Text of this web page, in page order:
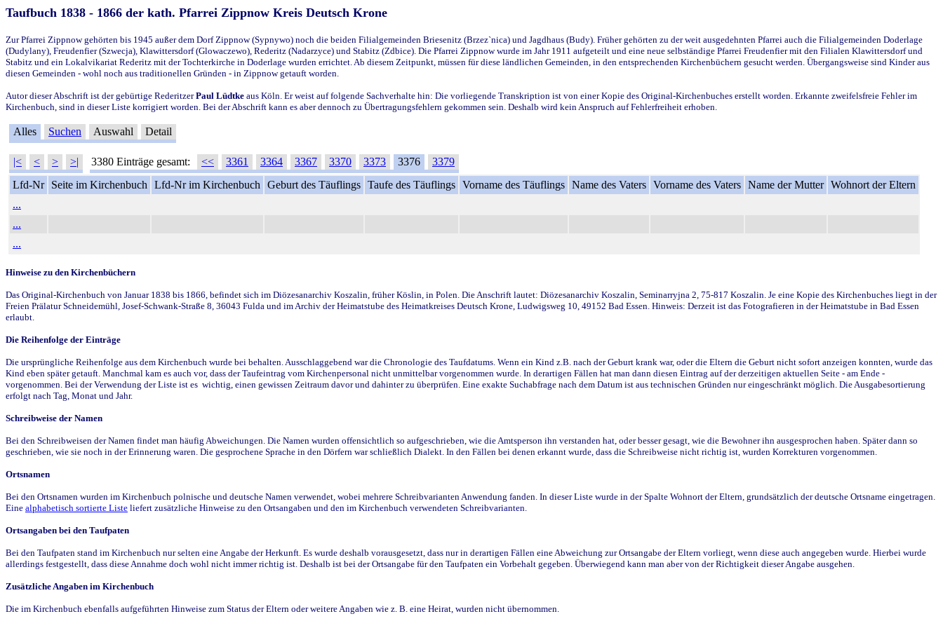
Taufbuch 1838 - 1866 der kath. Pfarrei Zippnow Kreis Deutsch Krone
Zur Pfarrei Zippnow gehörten bis 1945 außer dem Dorf Zippnow (Sypnywo) noch die beiden Filialgemeinden Briesenitz (Brzez`nica) und Jagdhaus (Budy). Früher gehörten zu der weit ausgedehnten Pfarrei auch die Filialgemeinden Doderlage
(Dudylany), Freudenfier (Szwecja), Klawittersdorf (Glowaczewo), Rederitz (Nadarzyce) und Stabitz (Zdbice). Die Pfarrei Zippnow wurde im Jahr 1911 aufgeteilt und eine neue selbständige Pfarrei Freudenfier mit den Filialen Klawittersdorf und
Stabitz und ein Lokalvikariat Rederitz mit der Tochterkirche in Doderlage wurden errichtet. Ab diesem Zeitpunkt, müssen für diese ländlichen Gemeinden, in den entsprechenden Kirchenbüchern gesucht werden. Übergangsweise sind Kinder aus
diesen Gemeinden - wohl noch aus traditionellen Gründen - in Zippnow getauft worden.
Autor dieser Abschrift ist der gebürtige RederitzerPaul Lüdtke aus Köln. Er weist auf folgende Sachverhalte hin: Die vorliegende Transkription ist von einer Kopie des Original-Kirchenbuches erstellt worden. Erkannte zweifelsfreie Fehler im
Kirchenbuch, sind in dieser Liste korrigiert worden. Bei der Abschrift kann es aber dennoch zu Übertragungsfehlern gekommen sein. Deshalb wird kein Anspruch auf Fehlerfreiheit erhoben.
Alles Suchen Auswahl Detail
|< < > >| 3380 Einträge gesamt: << 3361 3364 3367 3370 3373 3376
3379
Lfd-Nr
Seite im Kirchenbuch Lfd-Nr im Kirchenbuch Geburt des Täuflings Taufe des Täuflings Vorname des Täuflings Name des Vaters Vorname des Vaters Name der Mutter Wohnort der Eltern
...
...
...
Hinweise zu den Kirchenbüchern
Das Original-Kirchenbuch von Januar 1838 bis 1866, befindet sich im Diözesanarchiv Koszalin, früher Köslin, in Polen. Die Anschrift lautet: Diözesanarchiv Koszalin, Seminarryjna 2, 75-817 Koszalin. Je eine Kopie des Kirchenbuches liegt in der
Freien Prälatur Schneidemühl, Josef-Schwank-Straße 8, 36043 Fulda und im Archiv der Heimatstube des Heimatkreises Deutsch Krone, Ludwigsweg 10, 49152 Bad Essen. Hinweis: Derzeit ist das Fotografieren in der Heimatstube in Bad Essen
erlaubt.
Die Reihenfolge der Einträge
Die ursprüngliche Reihenfolge aus dem Kirchenbuch wurde bei behalten. Ausschlaggebend war die Chronologie des Taufdatums. Wenn ein Kind z.B. nach der Geburt krank war, oder die Eltern die Geburt nicht sofort anzeigen konnten, wurde das
Kind eben später getauft. Manchmal kam es auch vor, dass der Taufeintrag vom Kirchenpersonal nicht unmittelbar vorgenommen wurde. In derartigen Fällen hat man dann diesen Eintrag auf der derzeitigen aktuellen Seite - am Ende -
vorgenommen. Bei der Verwendung der Liste ist es wichtig, einen gewissen Zeitraum davor und dahinter zu überprüfen. Eine exakte Suchabfrage nach dem Datum ist aus technischen Gründen nur eingeschränkt möglich. Die Ausgabesortierung
erfolgt nach Tag, Monat und Jahr.
Schreibweise der Namen
Bei den Schreibweisen der Namen findet man häufig Abweichungen. Die Namen wurden offensichtlich so aufgeschrieben, wie die Amtsperson ihn verstanden hat, oder besser gesagt, wie die Bewohner ihn ausgesprochen haben. Später dann so
geschrieben, wie sie noch in der Erinnerung waren. Die gesprochene Sprache in den Dörfern war schließlich Dialekt. In den Fällen bei denen erkannt wurde, dass die Schreibweise nicht richtig ist, wurden Korrekturen vorgenommen.
Ortsnamen
Bei den Ortsnamen wurden im Kirchenbuch polnische und deutsche Namen verwendet, wobei mehrere Schreibvarianten Anwendung fanden. In dieser Liste wurde in der Spalte Wohnort der Eltern, grundsätzlich der deutsche Ortsname eingetragen.
Eine alphabetisch sortierte Liste liefert zusätzliche Hinweise zu den Ortsangaben und den im Kirchenbuch verwendeten Schreibvarianten.
Ortsangaben bei den Taufpaten
Bei den Taufpaten stand im Kirchenbuch nur selten eine Angabe der Herkunft. Es wurde deshalb vorausgesetzt, dass nur in derartigen Fällen eine Abweichung zur Ortsangabe der Eltern vorliegt, wenn diese auch angegeben wurde. Hierbei wurde
allerdings festgestellt, dass diese Annahme doch wohl nicht immer richtig ist. Deshalb ist bei der Ortsangabe für den Taufpaten ein Vorbehalt gegeben. Überwiegend kann man aber von der Richtigkeit dieser Angabe ausgehen.
Zusätzliche Angaben im Kirchenbuch
Die im Kirchenbuch ebenfalls aufgeführten Hinweise zum Status der Eltern oder weitere Angaben wie z. B. eine Heirat, wurden nicht übernommen.